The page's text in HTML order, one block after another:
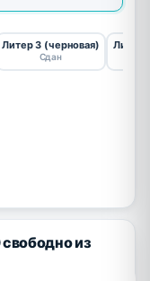
из
Литер 3 (черновая)
Сдан
Литер